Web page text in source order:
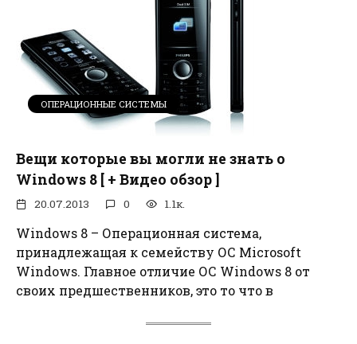
ОПЕРАЦИОННЫЕ СИСТЕМЫ
Вещи которые вы могли не знать о
Windows 8 [ + Видео обзор ]
20.07.2013 0 1.1к.
Windows 8 – Операционная система,
принадлежащая к семейству ОС Microsoft
Windows. Главное отличие ОС Windows 8 от
своих предшественников, это то что в